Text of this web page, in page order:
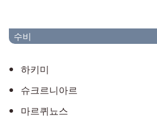
수비
하키미
슈크르니아르
마르퀴뇨스